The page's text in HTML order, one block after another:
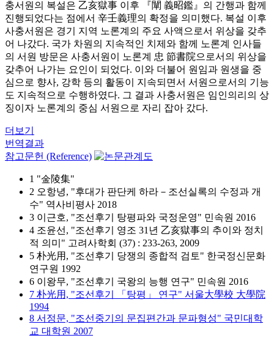
충서원의 복설은 乙亥獄事 이후 『闡 義昭鑑』의 간행과 함께
진행되었다는 점에서 辛壬義理의 확정을 의미했다. 복설 이후
사충서원은 경기 지역 노론계의 주요 사액으로서 위상을 갖추
어 나갔다. 국가 차원의 지속적인 치제와 함께 노론계 인사들
의 서원 방문은 사충서원이 노론계 忠 節書院으로서의 위상을
갖추어 나가는 요인이 되었다. 이와 더불어 원임과 원생을 중
심으로 향사, 강학 등의 활동이 지속되면서 서원으로서의 기능
도 지속적으로 수행하였다. 그 결과 사충서원은 임인의리의 상
징이자 노론계의 중심 서원으로 자리 잡아 갔다.
더보기
번역결과
참고문헌 (Reference)
1 "金陵集"
2 오항녕, "후대가 판단케 하라－조선실록의 수정과 개
수" 역사비평사 2018
3 이근호, "조선후기 탕평파와 국정운영" 민속원 2016
4 조윤선, "조선후기 영조 31년 乙亥獄事의 추이와 정치
적 의미" 고려사학회 (37) : 233-263, 2009
5 朴光用, "조선후기 당쟁의 종합적 검토" 한국정신문화
연구원 1992
6 이왕무, "조선후기 국왕의 능행 연구" 민속원 2016
7 朴光用, "조선후기 「탕평」 연구" 서울大學校 大學院
1994
8 서정문, "조선중기의 문집편간과 문파형성" 국민대학
교 대학원 2007